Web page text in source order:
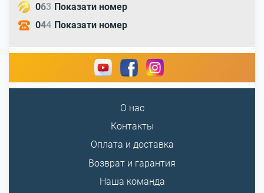
063 Показати номер
044 Показати номер
О нас
Контакты
Оплата и доставка
Возврат и гарантия
Наша команда